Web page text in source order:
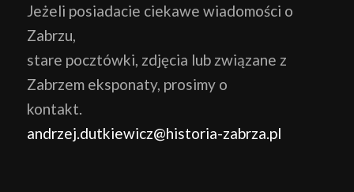
Jeżeli posiadacie ciekawe wiadomości o
Zabrzu,
stare pocztówki, zdjęcia lub związane z
Zabrzem eksponaty, prosimy o
kontakt.
andrzej.dutkiewicz@historia-zabrza.pl